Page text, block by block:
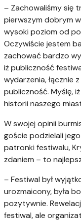
– Zachowaliśmy się
pierwszym dobrym
wysoki poziom od
Oczywiście jestem
zachować bardzo
iż publiczność
wydarzenia, łącznie
publiczność. Myślę,
historii naszego
W swojej opinii
goście podzielali
patronki festiwalu,
zdaniem – to
– Festiwal był
urozmaicony, była
pozytywnie.
festiwal, ale